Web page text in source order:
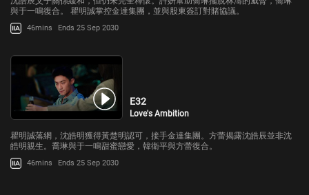
與于一鳴復合。 瞿明誠掌控金達集團，並與股東簽訂對賭協議。
46mins Ends 25 Sep 2030
E32
Love's Ambition
瞿明誠落網，沈皓明獲得黃楚明認可，接手金達集團。方蕾揭露沈皓辰並非沈
皓明親生。喬琳與于一鳴甜蜜戀愛，韓衛平與方蕾復合。
46mins Ends 25 Sep 2030